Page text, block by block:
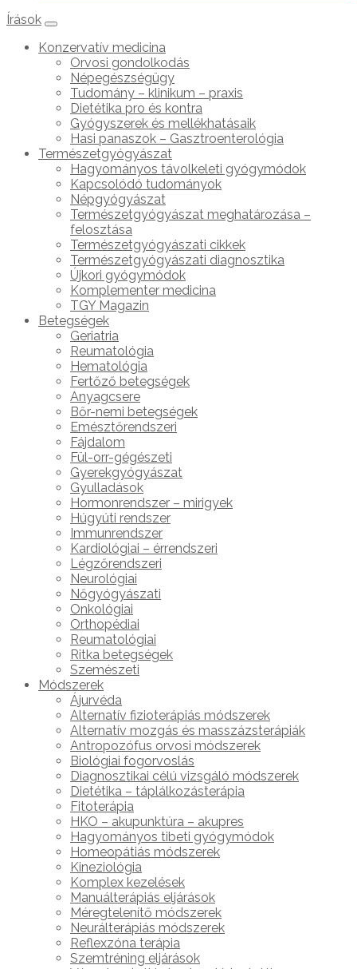
Írások
Konzervatív medicina
Orvosi gondolkodás
Népegészségügy
Tudomány – klinikum – praxis
Dietétika pro és kontra
Gyógyszerek és mellékhatásaik
Hasi panaszok – Gasztroenterológia
Természetgyógyászat
Hagyományos távolkeleti gyógymódok
Kapcsolódó tudományok
Népgyógyászat
Természetgyógyászat meghatározása –
felosztása
Természetgyógyászati cikkek
Természetgyógyászati diagnosztika
Újkori gyógymódok
Komplementer medicina
TGY Magazin
Betegségek
Geriatria
Reumatológia
Hematológia
Fertőző betegségek
Anyagcsere
Bőr-nemi betegségek
Emésztőrendszeri
Fájdalom
Fül-orr-gégészeti
Gyerekgyógyászat
Gyulladások
Hormonrendszer – mirigyek
Húgyúti rendszer
Immunrendszer
Kardiológiai – érrendszeri
Légzőrendszeri
Neurológiai
Nőgyógyászati
Onkológiai
Orthopédiai
Reumatológiai
Ritka betegségek
Szemészeti
Módszerek
Ájurvéda
Alternatív fizioterápiás módszerek
Alternatív mozgás és masszázsterápiák
Antropozófus orvosi módszerek
Biológiai fogorvoslás
Diagnosztikai célú vizsgáló módszerek
Dietétika – táplálkozásterápia
Fitoterápia
HKO – akupunktúra – akupres
Hagyományos tibeti gyógymódok
Homeopátiás módszerek
Kineziológia
Komplex kezelések
Manuálterápiás eljárások
Méregtelenítő módszerek
Neurálterápiás módszerek
Reflexzóna terápia
Szemtréning eljárások